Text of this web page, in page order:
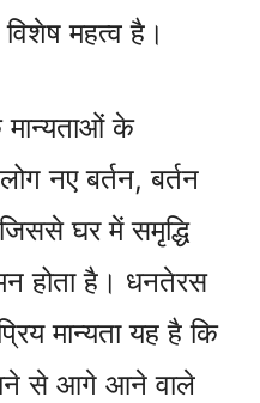
महत्व है।
मान्यताओं के
नए बर्तन, बर्तन
घर में समृद्धि
होता है। धनतेरस
मान्यता यह है कि
से आगे आने वाले